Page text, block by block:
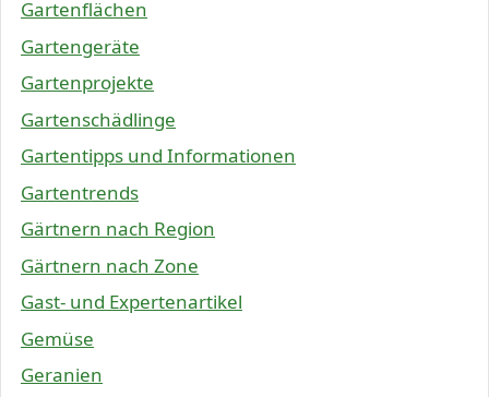
Gartenflächen
Gartengeräte
Gartenprojekte
Gartenschädlinge
Gartentipps und Informationen
Gartentrends
Gärtnern nach Region
Gärtnern nach Zone
Gast- und Expertenartikel
Gemüse
Geranien